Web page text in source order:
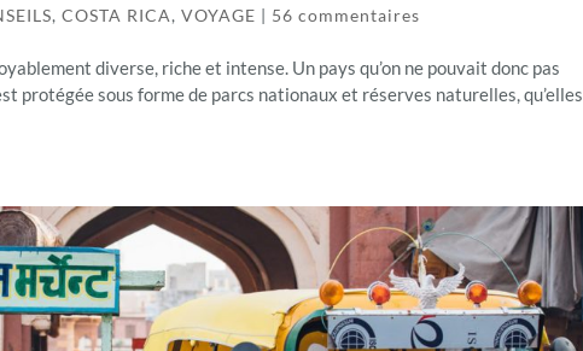
,COSTA RICA,VOYAGE | 56 commentaires
diverse, riche et intense. Un pays qu’on ne pouvait donc pas
protégée sous forme de parcs nationaux et réserves naturelles, qu’elles